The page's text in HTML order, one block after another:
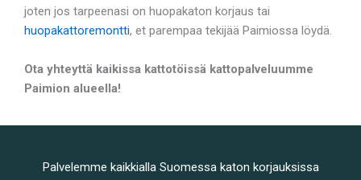
joten jos tarpeenasi on huopakaton korjaus tai
huopakattoremontti, et parempaa tekijää Paimiossa löydä.
Ota yhteyttä kaikissa kattotöissä kattopalveluumme
Paimion alueella!
Palvelemme kaikkialla Suomessa katon korjauksissa